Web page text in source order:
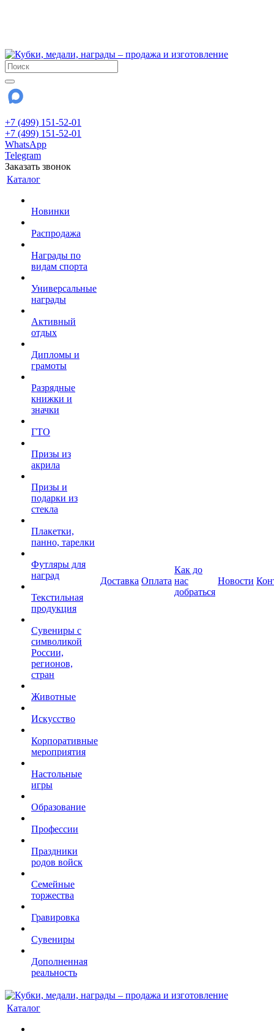
+7 (499) 151-52-01
+7 (499) 151-52-01
WhatsApp
Telegram
Заказать звонок
Каталог
Новинки
Распродажа
Награды по
видам спорта
Универсальные
награды
Активный
отдых
Дипломы и
грамоты
Разрядные
книжки и
значки
ГТО
Призы из
акрила
Призы и
подарки из
стекла
Плакетки,
панно, тарелки
Футляры для
наград
Текстильная
продукция
Сувениры с
символикой
России,
регионов,
стран
Животные
Искусство
Корпоративные
мероприятия
Настольные
игры
Образование
Профессии
Праздники
родов войск
Семейные
торжества
Гравировка
Сувениры
Дополненная
реальность
Доставка Оплата
Как до
нас
добраться
Новости
Каталог